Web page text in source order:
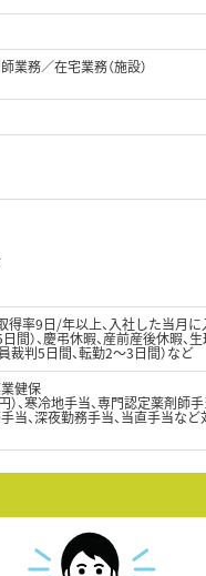
業務／在宅業務（施設）
得率9日/年以上、入社した当月
）、慶弔休暇、産前産後休暇、
裁判5日間、転勤2～3日間）など
健保
、寒冷地手当、専門認定薬剤師
当、深夜勤務手当、当直手当な